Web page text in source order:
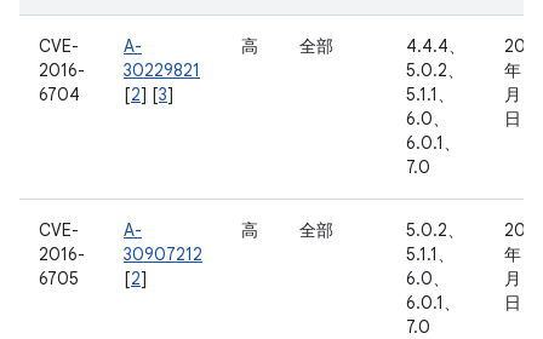
CVE-
2016-
6704
A-
30229821
[2] [3]
高 全部
4.4.4、
5.0.2、
5.1.1、
6.0、
6.0.1、
7.0
2016
年 7
月 19
日
CVE-
2016-
6705
A-
30907212
[2]
高 全部
5.0.2、
5.1.1、
6.0、
6.0.1、
7.0
2016
年 8
月 16
日